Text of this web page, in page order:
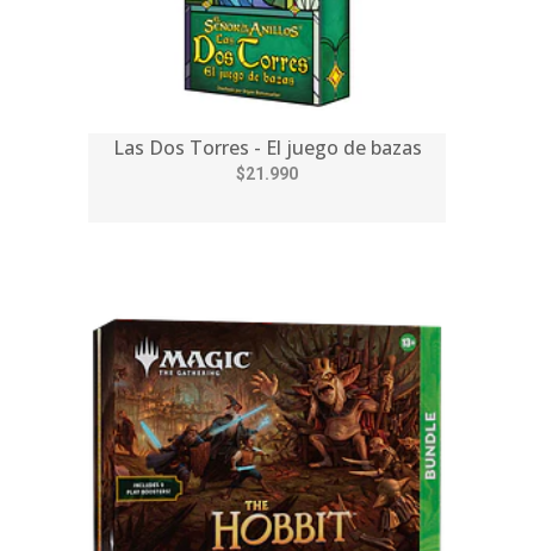
Las Dos Torres - El juego de bazas
$21.990